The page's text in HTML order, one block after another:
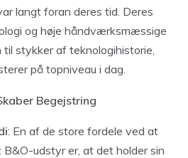
langt foran deres tid. Deres
og høje håndværksmæssige
stykker af teknologihistorie,
på topniveau i dag.
Begejstring
: En af de store fordele ved at
udstyr er, at det holder sin